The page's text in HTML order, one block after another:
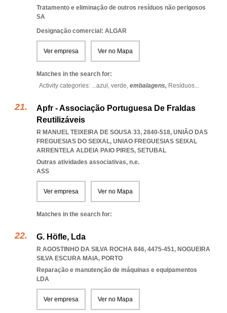
Tratamento e eliminação de outros resíduos não perigosos
SA
Designação comercial: ALGAR
Ver empresa Ver no Mapa
Matches in the search for:
Activity categories: ...azul, verde, embalagens, Resíduos...
Apfr - Associação Portuguesa De Fraldas
Reutilizáveis
R MANUEL TEIXEIRA DE SOUSA 33, 2840-518, UNIÃO DAS
FREGUESIAS DO SEIXAL, UNIAO FREGUESIAS SEIXAL
ARRENTELA ALDEIA PAIO PIRES, SETUBAL
Outras atividades associativas, n.e.
ASS
Ver empresa Ver no Mapa
Matches in the search for:
G. Höfle, Lda
R AGOSTINHO DA SILVA ROCHA 846, 4475-451, NOGUEIRA
SILVA ESCURA MAIA, PORTO
Reparação e manutenção de máquinas e equipamentos
LDA
Ver empresa Ver no Mapa